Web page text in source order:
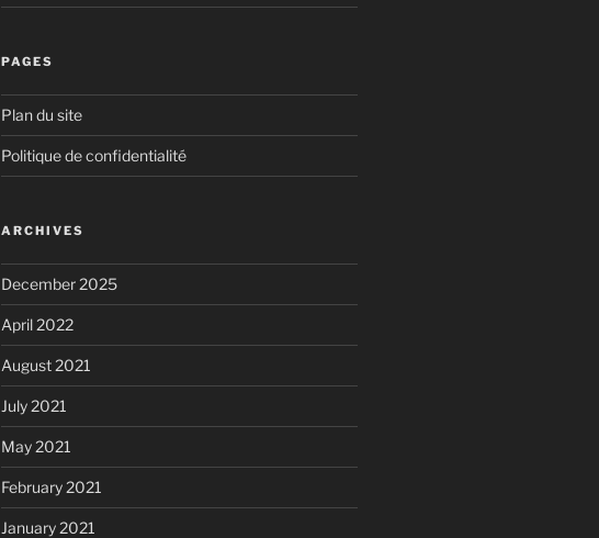
PAGES
Plan du site
Politique de confidentialité
ARCHIVES
December 2025
April 2022
August 2021
July 2021
May 2021
February 2021
January 2021